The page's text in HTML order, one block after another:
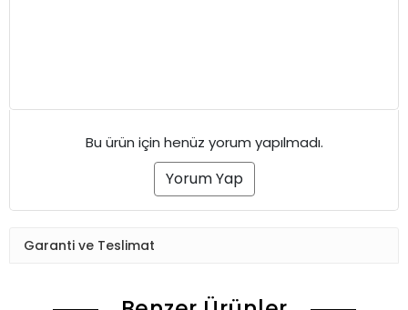
Bu ürün için henüz yorum yapılmadı.
Yorum Yap
Garanti ve Teslimat